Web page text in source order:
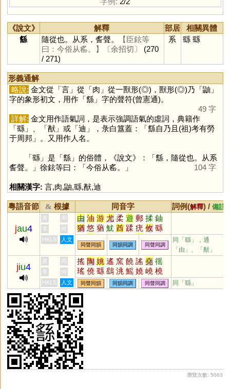
《說文》 解釋 部居
相關異體
䌛
隨從也。从系，䚻聲。
【臣鉉等
曰：今俗从䍃。】
〔余招切〕
(270
/ 271)
系 繇 繇
形義通解
略說: 金文從「言」從「肉 」從一獸形(◎)，獸形(◎)乃「鼬」
字的象形初文，用作「䌛」字的聲符(曾憲通)。
49 字
詳解: 金文用作語氣詞，是表示強調語氣的虛詞，典籍作
「繇」、「猷」或「迪 」，彔白簋蓋：「䌛自乃且(祖)考有勞
于周邦」。又用作人名。
「繇」是「䌛」的俗體，《說文》：「䌛，隨從也。从系
䚻聲。」徐鉉等曰：「今俗从䍃。」
104 字
相關漢字: 言,肉,鼬,繇,猷,迪
粵語音節 & 根據 同音字 詞例(解釋) / 備註
jau4
黃 周 由 油 游 尤 柔 遊 郵 揉 鈾
猶 悠 蕕 魷 酋 蹂 疣 攸 繇
揄 猷 鞣 蝤 柚 泅 斿 蚰 蝣
輶 厹 沋 怞 浟 訧 逌 楢 楺
葇 鍒 鑐 擩 庮 尢 偤 媃 騥
揂 莤 秞 蝚 鶔 鰇 冘 鯈 囮
輮
李
何
HKLS
人文
同聲同韻 同韻同調 同聲同調
同「繇」，通
「由」、「猷」
jiu4
黃 周 搖 陶 姚 遙 窯 饒 謠 堯 徭
瑤 僥 繇 鷂 洮 鰩 嬈 嶢 橈
垚 猺 蟯 軺 脁 媱 傜 珧 愮
榣 銚 蕘 颻 襓 嗂 顤 摿 烑
穘
李
何
HKLS
人文 同聲同韻 同韻同調 同聲同調 同「繇」
瀏覽次數: 5063